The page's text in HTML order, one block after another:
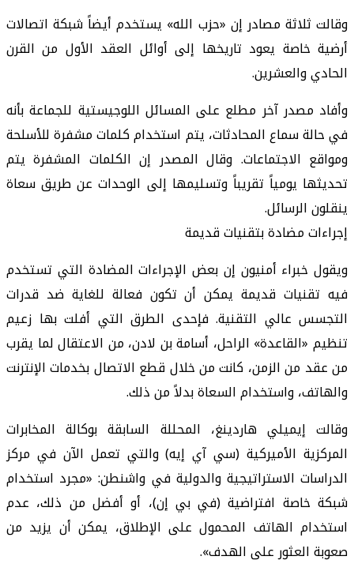
وقالت ثلاثة مصادر إن «حزب الله» يستخدم أيضاً شبكة اتصالات
أرضية خاصة يعود تاريخها إلى أوائل العقد الأول من القرن
الحادي والعشرين.
وأفاد مصدر آخر مطلع على المسائل اللوجيستية للجماعة بأنه
في حالة سماع المحادثات، يتم استخدام كلمات مشفرة للأسلحة
ومواقع الاجتماعات. وقال المصدر إن الكلمات المشفرة يتم
تحديثها يومياً تقريباً وتسليمها إلى الوحدات عن طريق سعاة
ينقلون الرسائل.
إجراءات مضادة بتقنيات قديمة
ويقول خبراء أمنيون إن بعض الإجراءات المضادة التي تستخدم
فيه تقنيات قديمة يمكن أن تكون فعالة للغاية ضد قدرات
التجسس عالي التقنية. فإحدى الطرق التي أفلت بها زعيم
تنظيم «القاعدة» الراحل، أسامة بن لادن، من الاعتقال لما يقرب
من عقد من الزمن، كانت من خلال قطع الاتصال بخدمات الإنترنت
والهاتف، واستخدام السعاة بدلاً من ذلك.
وقالت إيميلي هاردينغ، المحللة السابقة بوكالة المخابرات
المركزية الأميركية (سي آي إيه) والتي تعمل الآن في مركز
الدراسات الاستراتيجية والدولية في واشنطن: «مجرد استخدام
شبكة خاصة افتراضية (في بي إن)، أو أفضل من ذلك، عدم
استخدام الهاتف المحمول على الإطلاق، يمكن أن يزيد من
صعوبة العثور على الهدف».